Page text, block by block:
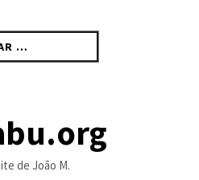
de João M.